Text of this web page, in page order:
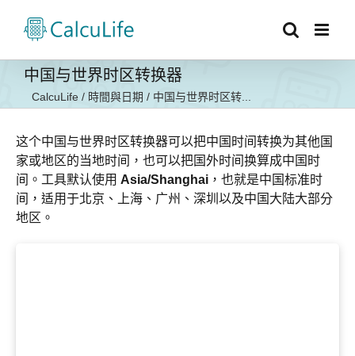
中国与世界时区转换器
CalcuLife / 時間與日期 / 中国与世界时区转...
这个中国与世界时区转换器可以把中国时间转换为其他国
家或地区的当地时间，也可以把国外时间换算成中国时
间。工具默认使用 Asia/Shanghai ，也就是中国标准时
间，适用于北京、上海、广州、深圳以及中国大陆大部分
地区。